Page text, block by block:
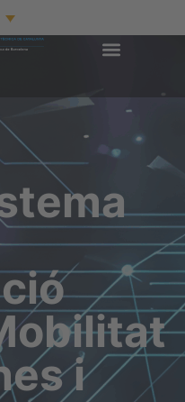
i